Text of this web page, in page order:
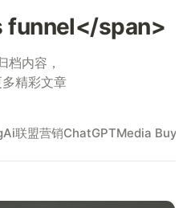
funnel</span>
档内容，
精彩文章
Ai联盟营销ChatGPTMedia Buy